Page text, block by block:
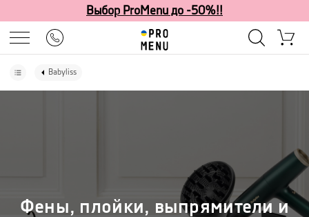
Выбор ProMenu до -50%!!
Babyliss
Фены, плойки, выпрямители и